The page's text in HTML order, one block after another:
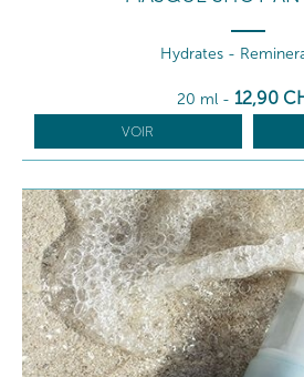
Hydrates -
20 ml - 12,90
VOIR